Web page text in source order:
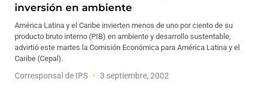
inversión en ambiente
América Latina y el Caribe invierten menos de uno por ciento de su
producto bruto interno (PIB) en ambiente y desarrollo sustentable,
advirtió este martes la Comisión Económica para América Latina y el
Caribe (Cepal).
Corresponsal de IPS 3 septiembre, 2002